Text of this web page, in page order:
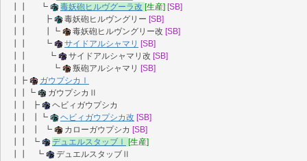
┃┃ ┗
毒妖砲ヒルヴグーラ改 [生産] [SB]
┃┃ ┣
毒妖砲ヒルヴングリー [SB]
┃┃ ┃┗
毒妖砲ヒルヴングリー改 [SB]
┃┃ ┗
サイドアルシャマリ [SB]
┃┃ ┗
サイドアルシャマリ改 [SB]
┃┃ ┗
叛砲アルシャマリ [SB]
┃┣
ガウプシカⅠ
┃┃┗
ガウプシカⅡ
┃┃ ┣
ヘビィガウプシカ
┃┃ ┃┗
ヘビィガウプシカ改 [SB]
┃┃ ┃ ┗
カローガウプシカ [SB]
┃┃ ┗
デュエルスタッブⅠ
[生産]
┃┃ ┗
デュエルスタッブⅡ